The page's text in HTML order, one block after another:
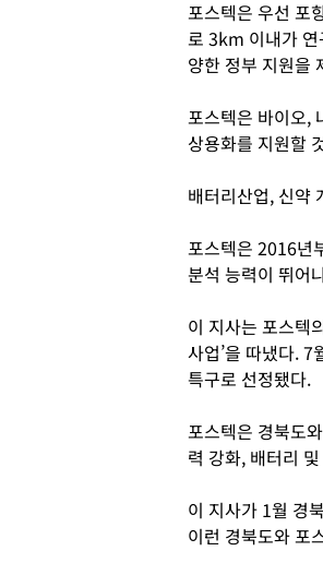
포스텍은 우선 포
로 3km 이내가 연
양한 정부 지원을
포스텍은 바이오,
상용화를 지원할
배터리산업, 신약
포스텍은 2016년
분석 능력이 뛰어
이 지사는 포스텍
사업’을 따냈다. 7
특구로 선정됐다.
포스텍은 경북도
력 강화, 배터리
이 지사가 1월 경
이런 경북도와 포